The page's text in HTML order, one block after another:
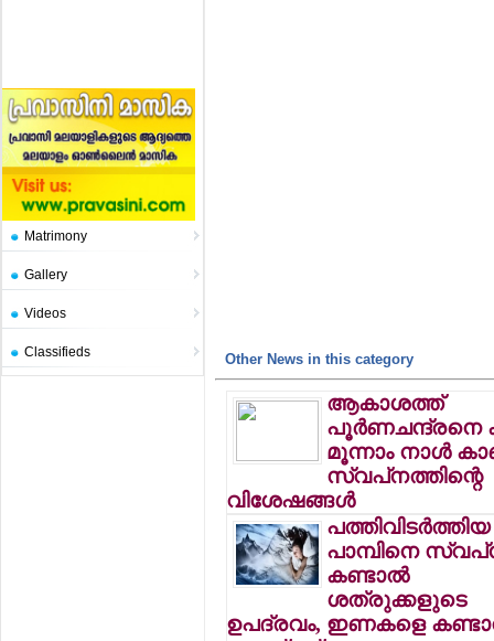
Matrimony
Gallery
Videos
Classifieds Other News in this category
ആകാശത്ത്
പൂര്‍ണചന്ദ്രനെ
മൂന്നാം നാള്‍
സ്വപ്‌നത്തിന്റെ
വിശേഷങ്ങള്‍
പത്തിവിടര്‍ത്തിയ
പാമ്പിനെ
കണ്ടാല്‍
ശത്രുക്കളുടെ
ഉപദ്രവം, ഇണകളെ